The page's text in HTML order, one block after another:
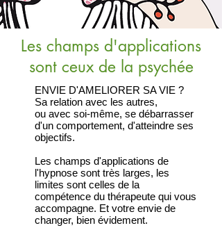
Les champs d'applications
sont ceux de la psychée
ENVIE D'AMELIORER SA VIE ?
Sa relation avec les autres,
ou avec soi-même, se débarrasser
d'un comportement, d'atteindre ses
objectifs.
Les champs d'applications de
l'hypnose sont très larges, les
limites sont celles de la
compétence du thérapeute qui vous
accompagne. Et votre envie de
changer, bien évidement.